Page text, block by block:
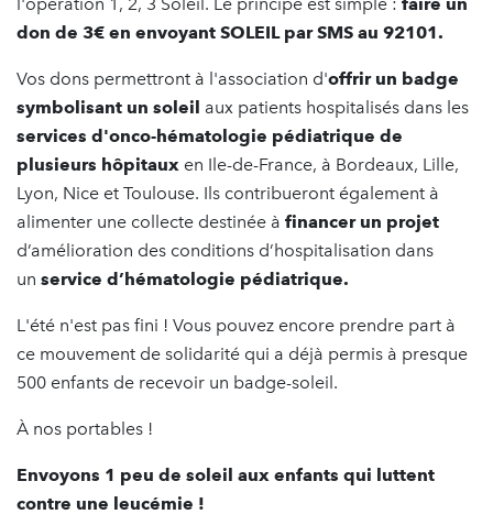
don de 3€ en envoyant SOLEIL par SMS au 92101.
Vos dons permettront à l'association d'offrir un badge
symbolisant un soleil aux patients hospitalisés dans les
services d'onco-hématologie pédiatrique de
plusieurs hôpitaux en Ile-de-France, à Bordeaux, Lille,
Lyon, Nice et Toulouse. Ils contribueront également à
alimenter une collecte destinée à financer un projet
d’amélioration des conditions d’hospitalisation dans
un service d’hématologie pédiatrique.
L'été n'est pas fini ! Vous pouvez encore prendre part à
ce mouvement de solidarité qui a déjà permis à presque
500 enfants de recevoir un badge-soleil.
À nos portables !
Envoyons 1 peu de soleil aux enfants qui luttent
contre une leucémie !